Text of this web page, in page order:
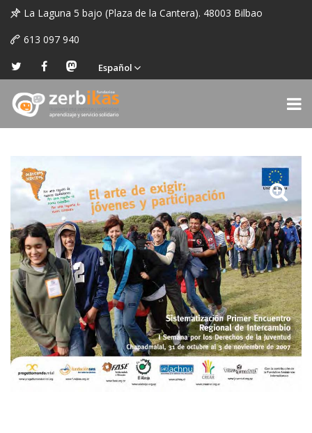
La Laguna 5 bajo (Plaza de la Cantera). 48003 Bilbao
613 097 940
Español